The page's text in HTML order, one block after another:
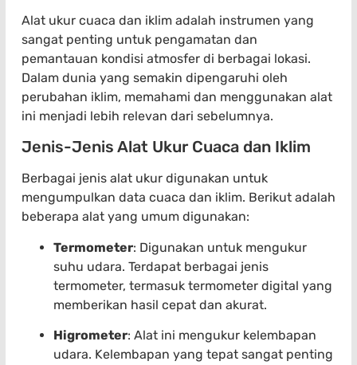
Alat ukur cuaca dan iklim adalah instrumen yang
sangat penting untuk pengamatan dan
pemantauan kondisi atmosfer di berbagai lokasi.
Dalam dunia yang semakin dipengaruhi oleh
perubahan iklim, memahami dan menggunakan alat
ini menjadi lebih relevan dari sebelumnya.
Jenis-Jenis Alat Ukur Cuaca dan Iklim
Berbagai jenis alat ukur digunakan untuk
mengumpulkan data cuaca dan iklim. Berikut adalah
beberapa alat yang umum digunakan:
Termometer: Digunakan untuk mengukur
suhu udara. Terdapat berbagai jenis
termometer, termasuk termometer digital yang
memberikan hasil cepat dan akurat.
Higrometer: Alat ini mengukur kelembapan
udara. Kelembapan yang tepat sangat penting